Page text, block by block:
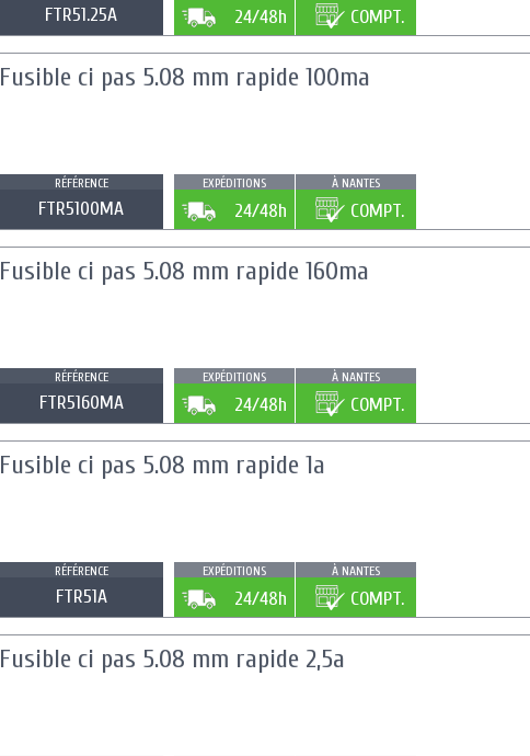
FTR51.25A 24/48h COMPT.
Fusible ci pas 5.08 mm rapide 100ma
RÉFÉRENCE
FTR5100MA
EXPÉDITIONS
24/48h
À NANTES
COMPT.
Fusible ci pas 5.08 mm rapide 160ma
RÉFÉRENCE
FTR5160MA
EXPÉDITIONS
24/48h
À NANTES
COMPT.
Fusible ci pas 5.08 mm rapide 1a
RÉFÉRENCE
FTR51A
EXPÉDITIONS
24/48h
À NANTES
COMPT.
Fusible ci pas 5.08 mm rapide 2,5a